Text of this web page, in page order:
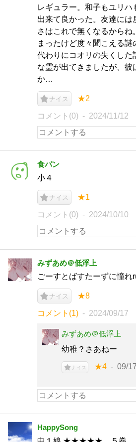
レギュラー。和子もユリ
出来て良かった。友達には
さはこれで無くなるからね
まったけど度々聞こえる謎
代わりにコオリの失くした
な霊が出てきましたが、彼
か…
ナイス ★2
コメント(0) 2024/11/12
食パン
小４
ナイス ★1
コメント(0) 2024/10/10
みずあめ＠低浮上
ごーすとばすたーずに憧れ
ナイス ★8
コメント(1) 2024/09/17
みずあめ＠低浮上
幼稚？さあねー
ナイス ★4 09/
HappySong